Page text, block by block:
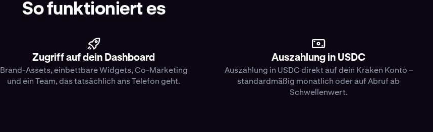
So funktioniert es
Zugriff auf dein Dashboard
Brand-Assets, einbettbare Widgets, Co-Marketing
und ein Team, das tatsächlich ans Telefon geht.
Auszahlung in USDC
Auszahlung in USDC direkt auf dein Kraken Konto –
standardmäßig monatlich oder auf Abruf ab
Schwellenwert.